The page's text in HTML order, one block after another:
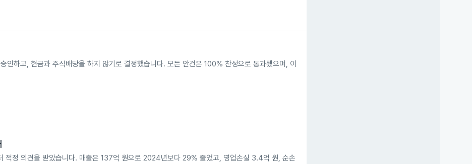
하고, 현금과 주식배당을 하지 않기로 결정했습니다. 모든 안건은 100% 찬성으로 통과됐으며, 이
적정 의견을 받았습니다. 매출은 137억 원으로 2024년보다 29% 줄었고, 영업손실 3.4억 원, 순손